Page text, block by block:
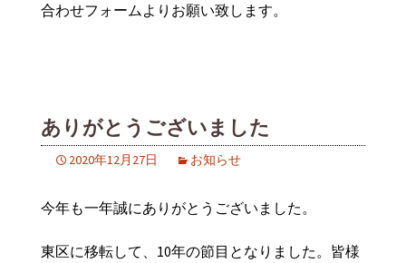
合わせフォームよりお願い致します。
ありがとうございました
2020年12月27日 お知らせ
今年も一年誠にありがとうございました。
東区に移転して、10年の節目となりました。皆様